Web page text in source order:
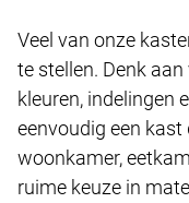
Veel van onze
te stellen. Denk
kleuren, indelingen
eenvoudig een
woonkamer,
ruime keuze in